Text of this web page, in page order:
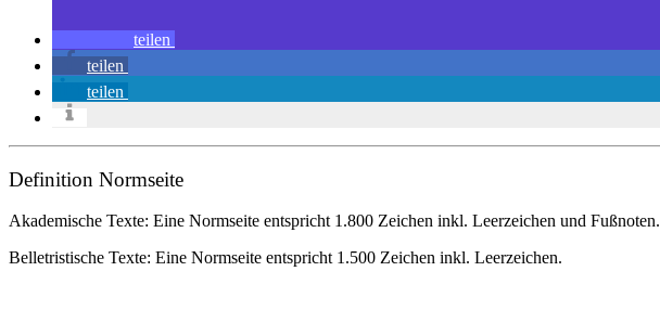
teilen
teilen
teilen
Definition Normseite
Akademische Texte: Eine Normseite entspricht 1.800 Zeichen inkl. Leerzeichen und Fußnoten.
Belletristische Texte: Eine Normseite entspricht 1.500 Zeichen inkl. Leerzeichen.